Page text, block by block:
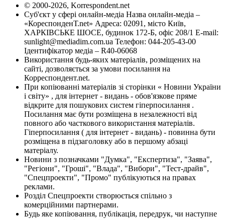
© 2000-2026, Korrespondent.net
Суб'єкт у сфері онлайн-медіа Назва онлайн-медіа –
«КореспонденТ.net» Адреса: 02091, місто Київ,
ХАРКІВСЬКЕ ШОСЕ, будинок 172-Б, офіс 208/1 E-mail:
sunlight@mediadim.com.ua Телефон: 044-205-43-00
Ідентифікатор медіа – R40-06068
Використання будь-яких матеріалів, розміщених на
сайті, дозволяється за умови посилання на
Корреспондент.net.
При копіюванні матеріалів зі сторінки « Новини України
і світу» , для інтернет - видань - обов'язкове пряме
відкрите для пошукових систем гіперпосилання .
Посилання має бути розміщена в незалежності від
повного або часткового використання матеріалів.
Гіперпосилання ( для інтернет - видань) - повинна бути
розміщена в підзаголовку або в першому абзаці
матеріалу.
Новини з позначками "Думка", "Експертиза", "Заява",
"Регіони", "Гроші", "Влада", "Вибори", "Тест-драйв",
"Спецпроекти", "Промо" публікуються на правах
реклами.
Розділ Спецпроекти створюється спільно з
комерційними партнерами.
Будь яке копіювання, публікація, передрук, чи наступне